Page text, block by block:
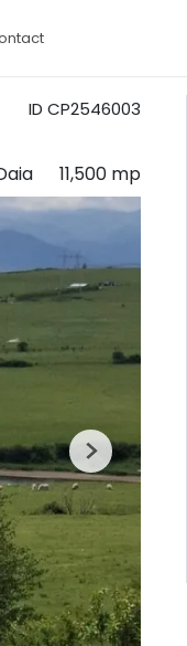
ID CP2546003
11,500 mp
Next